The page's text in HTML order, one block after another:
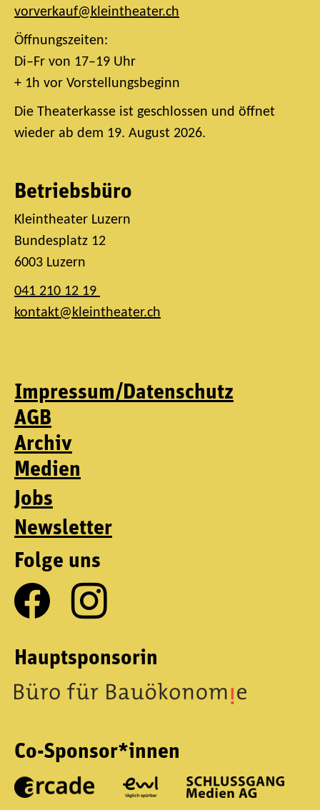
vorverkauf@kleintheater.ch
Öffnungszeiten:
Di–Fr von 17–19 Uhr
+ 1h vor Vorstellungsbeginn
Die Theaterkasse ist geschlossen und öffnet
wieder ab dem 19. August 2026.
Betriebsbüro
Kleintheater Luzern
Bundesplatz 12
6003 Luzern
041 210 12 19
kontakt@kleintheater.ch
Impressum/Datenschutz
AGB
Archiv
Medien
Jobs
Newsletter
Folge uns
Hauptsponsorin
Co-Sponsor*innen